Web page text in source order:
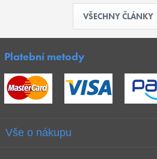
VŠECHNY ČLÁNKY
Platební metody
Vše o nákupu